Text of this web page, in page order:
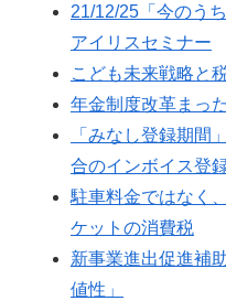
21/12/25「今のう
アイリスセミナー
こども未来戦略と
年金制度改革まっ
「みなし登録期間
合のインボイス登
駐車料金ではなく
ケットの消費税
新事業進出促進補
値性」